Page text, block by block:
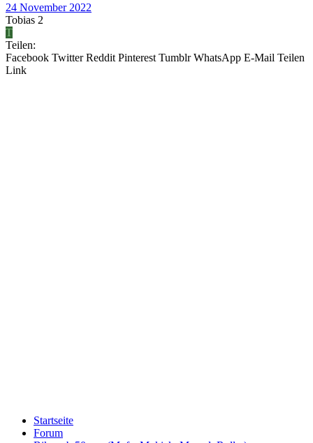
24 November 2022
Tobias 2
T
Teilen:
Facebook Twitter Reddit Pinterest Tumblr WhatsApp E-Mail Teilen
Link
Startseite
Forum